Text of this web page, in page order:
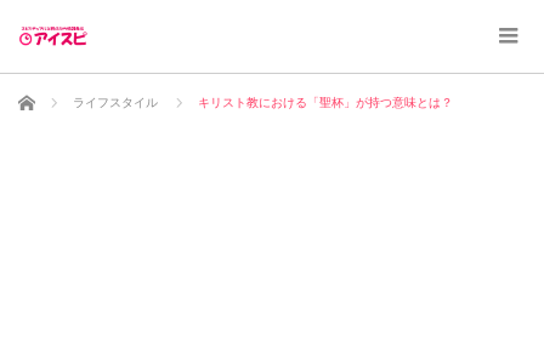
ホーム ライフスタイル キリスト教における「聖杯」が持つ意味とは？